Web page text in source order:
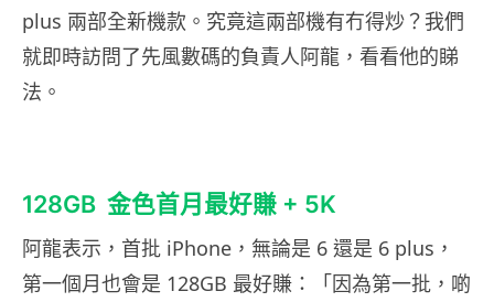
plus 兩部全新機款。究竟這兩部機有冇得炒？我們
就即時訪問了先風數碼的負責人阿龍，看看他的睇
法。
128GB 金色首月最好賺 + 5K
阿龍表示，首批 iPhone，無論是 6 還是 6 plus，
第一個月也會是 128GB 最好賺：「因為第一批，啲